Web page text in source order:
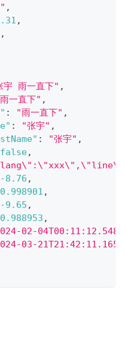
,
,
,
雨一直下" ,
一直下" ,
: "雨一直下" ,
: "张宇" ,
: "张宇" ,
false,
-8.76 ,
0.998901 ,
-9.65 ,
0.988953 ,
02-
03-